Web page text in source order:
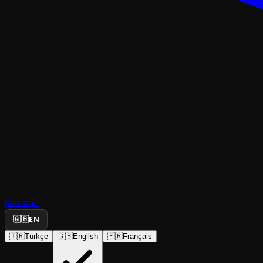
Search...
🇬🇧EN
🇹🇷Türkçe 🇬🇧English 🇫🇷Français
Tefek